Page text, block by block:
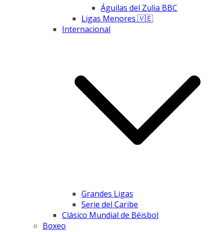
Águilas del Zulia BBC
Ligas Menores 🇻🇪
Internacional
Grandes Ligas
Serie del Caribe
Clásico Mundial de Béisbol
Boxeo